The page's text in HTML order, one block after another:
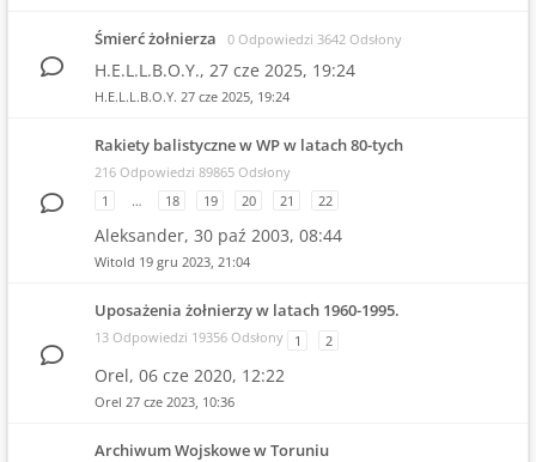
Śmierć żołnierza 0 Odpowiedzi 3642 Odsłony
H.E.L.L.B.O.Y., 27 cze 2025, 19:24
H.E.L.L.B.O.Y. 27 cze 2025, 19:24
Rakiety balistyczne w WP w latach 80-tych
216 Odpowiedzi 89865 Odsłony
1
… 18 19 20 21 22
Aleksander, 30 paź 2003, 08:44
Witold 19 gru 2023, 21:04
Uposażenia żołnierzy w latach 1960-1995.
13 Odpowiedzi 19356 Odsłony 1 2
Orel, 06 cze 2020, 12:22
Orel 27 cze 2023, 10:36
Archiwum Wojskowe w Toruniu